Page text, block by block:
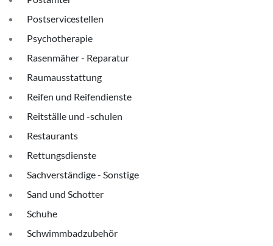
Postservicestellen
Psychotherapie
Rasenmäher - Reparatur
Raumausstattung
Reifen und Reifendienste
Reitställe und -schulen
Restaurants
Rettungsdienste
Sachverständige - Sonstige
Sand und Schotter
Schuhe
Schwimmbadzubehör